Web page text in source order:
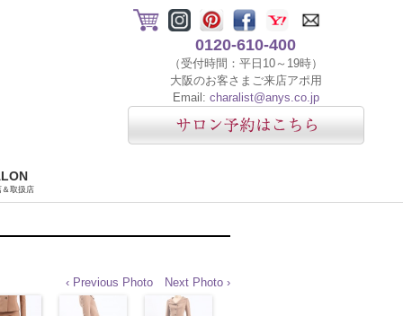
0120-610-400
（受付時間：平日10～19時）
大阪のお客さまご来店アポ用
Email: charalist@anys.co.jp
＆取扱店
‹ Previous Photo Next Photo ›